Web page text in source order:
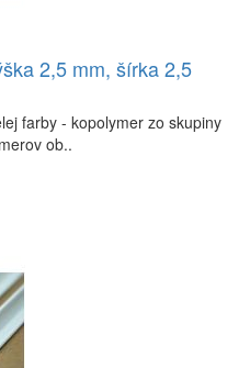
2,5 mm, šírka 2,5
farby - kopolymer zo skupiny
ob..